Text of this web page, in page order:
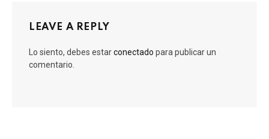
LEAVE A REPLY
Lo siento, debes estarconectado para publicar un
comentario.